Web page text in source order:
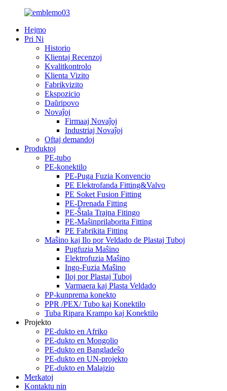
Hejmo
Pri Ni
Historio
Klientaj Recenzoj
Kvalitkontrolo
Klienta Vizito
Fabrikvizito
Ekspozicio
Daŭripovo
Novaĵoj
Firmaaj Novaĵoj
Industriaj Novaĵoj
Oftaj demandoj
Produktoj
PE-tubo
PE-konektilo
PE-Puga Fuzia Konvencio
PE Elektrofanda Fitting&Valvo
PE Soket Fusion Fitting
PE-Drenada Fitting
PE-Ŝtala Trajna Fitingo
PE-Maŝinprilaborita Fitting
PE Fabrikita Fitting
Maŝino kaj Ilo por Veldado de Plastaj Tuboj
Pugfuzia Maŝino
Elektrofuzia Maŝino
Ingo-Fuzia Maŝino
Iloj por Plastaj Tuboj
Varmaera kaj Plasta Veldado
PP-kunprema konekto
PPR /PEX/ Tubo kaj Konektilo
Tuba Ripara Krampo kaj Konektilo
Projekto
PE-dukto en Afriko
PE-dukto en Mongolio
PE-dukto en Bangladeŝo
PE-dukto en UN-projekto
PE-dukto en Malajzio
Merkatoj
Kontaktu nin